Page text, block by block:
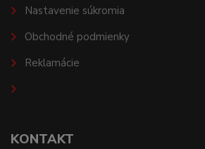
KONTAKT
Nastavenie súkromia
Obchodné podmienky
Reklamácie